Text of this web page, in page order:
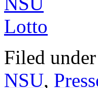
Filed under
NSU,